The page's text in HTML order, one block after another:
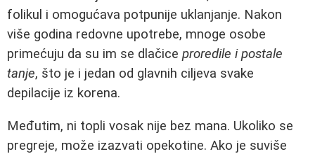
folikul i omogućava potpunije uklanjanje. Nakon
više godina redovne upotrebe, mnoge osobe
primećuju da su im se dlačice proredile i postale
tanje, što je i jedan od glavnih ciljeva svake
depilacije iz korena.
Međutim, ni topli vosak nije bez mana. Ukoliko se
pregreje, može izazvati opekotine. Ako je suviše